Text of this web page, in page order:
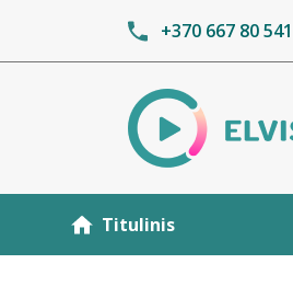
+370 667 80 541
Titulinis